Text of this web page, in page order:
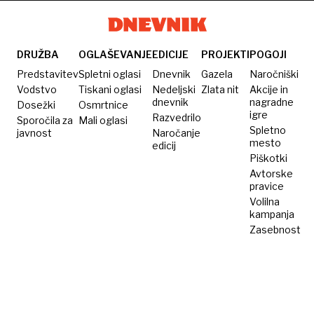
ugriznila
kača
DRUŽBA
Predstavitev
Vodstvo
Dosežki
Sporočila za
javnost
OGLAŠEVANJE
Spletni oglasi
Tiskani oglasi
Osmrtnice
Mali oglasi
EDICIJE
Dnevnik
Nedeljski
dnevnik
Razvedrilo
Naročanje
edicij
PROJEKTI
Gazela
Zlata nit
POGOJI
Naročniški
Akcije in
nagradne
igre
Spletno
mesto
Piškotki
Avtorske
pravice
Volilna
kampanja
Zasebnost